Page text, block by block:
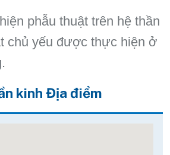
phẫu thuật trên hệ thần
chủ yếu được thực hiện ở
kinh Địa điểm